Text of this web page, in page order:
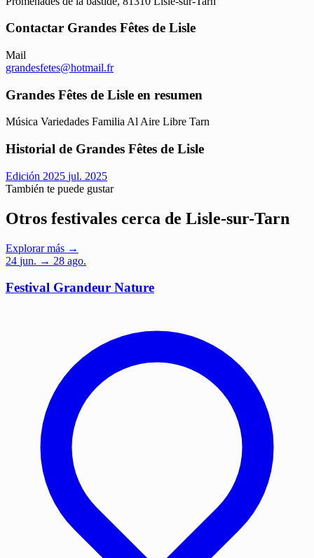
Contactar Grandes Fêtes de Lisle
Mail
grandesfetes@hotmail.fr
Grandes Fêtes de Lisle en resumen
Música Variedades Familia Al Aire Libre Tarn
Historial de Grandes Fêtes de Lisle
Edición 2025 jul. 2025
También te puede gustar
Otros festivales cerca de Lisle-sur-Tarn
Explorar más →
24 jun. → 28 ago.
Festival Grandeur Nature